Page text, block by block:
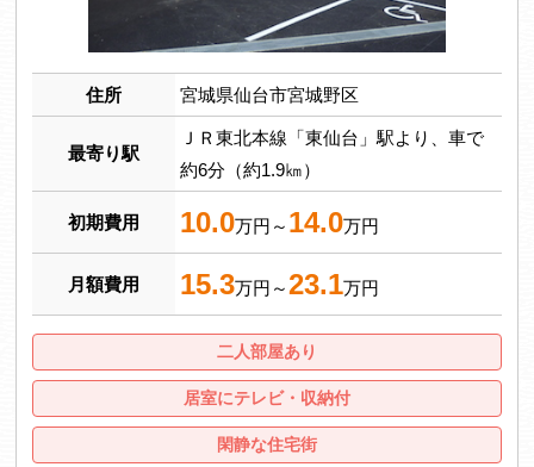
住所 宮城県仙台市宮城野区
最寄り駅
ＪＲ東北本線「東仙台」駅より、車で
約6分（約1.9㎞）
初期費用 10.0万円～ 14.0万円
月額費用 15.3万円～23.1万円
二人部屋あり
居室にテレビ・収納付
閑静な住宅街